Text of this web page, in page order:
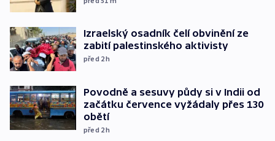
Izraelský osadník čelí obvinění ze
zabití palestinského aktivisty
před 2h
Povodně a sesuvy půdy si v Indii od
začátku července vyžádaly přes 130
obětí
před 2h